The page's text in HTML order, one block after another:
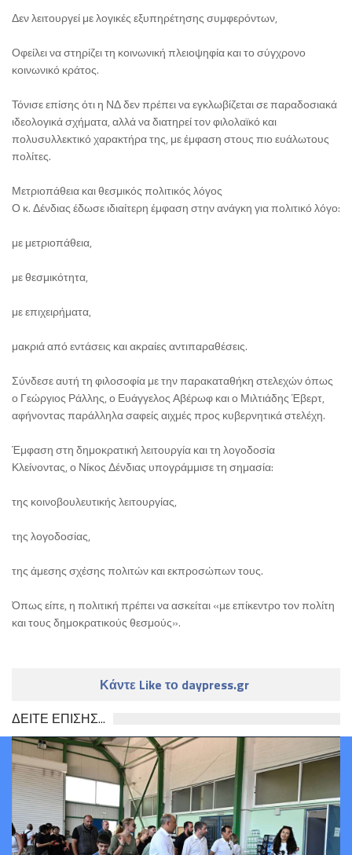
Δεν λειτουργεί με λογικές εξυπηρέτησης συμφερόντων,
Οφείλει να στηρίζει τη κοινωνική πλειοψηφία και το σύγχρονο
κοινωνικό κράτος.
Τόνισε επίσης ότι η ΝΔ δεν πρέπει να εγκλωβίζεται σε παραδοσιακά
ιδεολογικά σχήματα, αλλά να διατηρεί τον φιλολαϊκό και
πολυσυλλεκτικό χαρακτήρα της, με έμφαση στους πιο ευάλωτους
πολίτες.
Μετριοπάθεια και θεσμικός πολιτικός λόγος
Ο κ. Δένδιας έδωσε ιδιαίτερη έμφαση στην ανάγκη για πολιτικό λόγο:
με μετριοπάθεια,
με θεσμικότητα,
με επιχειρήματα,
μακριά από εντάσεις και ακραίες αντιπαραθέσεις.
Σύνδεσε αυτή τη φιλοσοφία με την παρακαταθήκη στελεχών όπως
ο Γεώργιος Ράλλης, ο Ευάγγελος Αβέρωφ και ο Μιλτιάδης Έβερτ,
αφήνοντας παράλληλα σαφείς αιχμές προς κυβερνητικά στελέχη.
Έμφαση στη δημοκρατική λειτουργία και τη λογοδοσία
Κλείνοντας, ο Νίκος Δένδιας υπογράμμισε τη σημασία:
της κοινοβουλευτικής λειτουργίας,
της λογοδοσίας,
της άμεσης σχέσης πολιτών και εκπροσώπων τους.
Όπως είπε, η πολιτική πρέπει να ασκείται «με επίκεντρο τον πολίτη
και τους δημοκρατικούς θεσμούς».
Κάντε Like το daypress.gr
ΔΕΙΤΕ ΕΠΙΣΗΣ...